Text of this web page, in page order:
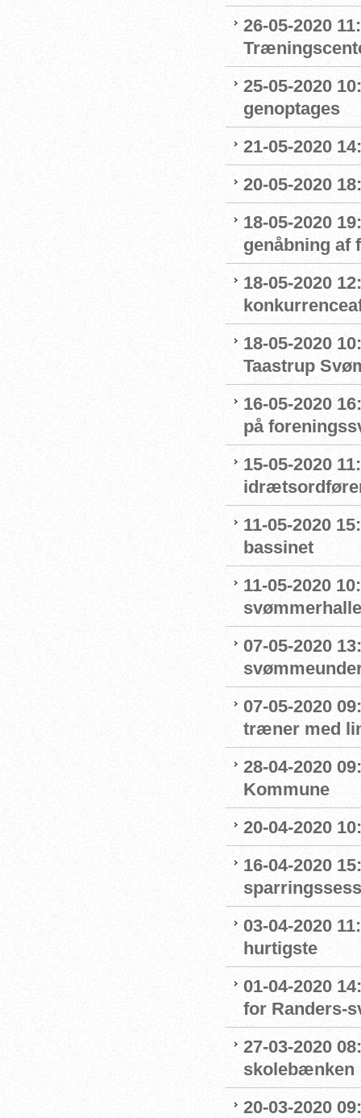
26-05-2020
25-05-2020
genoptages
21-05-2020
20-05-2020
18-05-2020
genåbning af
18-05-2020
18-05-2020
Taastrup
16-05-2020
på
15-05-2020
11-05-2020
bassinet
11-05-2020
07-05-2020
07-05-2020
træner med
28-04-2020
Kommune
20-04-2020
16-04-2020
03-04-2020
hurtigste
01-04-2020
for Randers-
27-03-2020
skolebænken
20-03-2020